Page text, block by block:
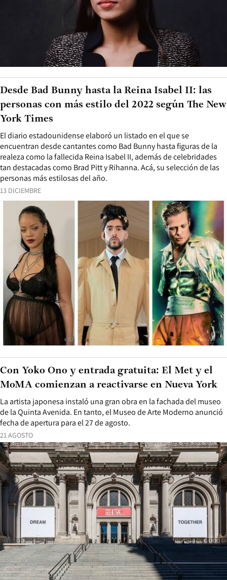
13 DICIEMBRE
El diario estadounidense elaboró un listado en el que se
encuentran desde cantantes como Bad Bunny hasta figuras de la
realeza como la fallecida Reina Isabel II, además de celebridades
tan destacadas como Brad Pitt y Rihanna. Acá, su selección de las
personas más estilosas del año.
Desde Bad Bunny hasta la Reina Isabel II: las
personas con más estilo del 2022 según The New
York Times
21 AGOSTO
La artista japonesa instaló una gran obra en la fachada del museo
de la Quinta Avenida. En tanto, el Museo de Arte Moderno anunció
fecha de apertura para el 27 de agosto.
Con Yoko Ono y entrada gratuita: El Met y el
MoMA comienzan a reactivarse en Nueva York